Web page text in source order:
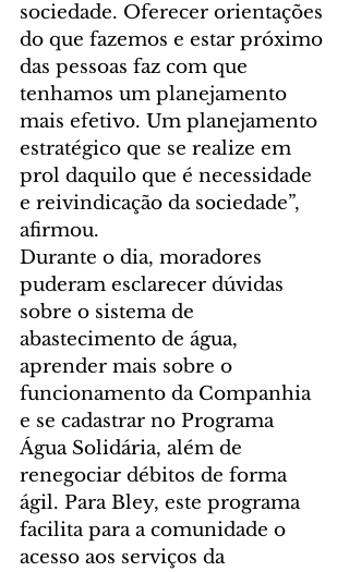
sociedade. Oferecer orientações
do que fazemos e estar próximo
das pessoas faz com que
tenhamos um planejamento
mais efetivo. Um planejamento
estratégico que se realize em
prol daquilo que é necessidade
e reivindicação da sociedade”,
afirmou.
Durante o dia, moradores
puderam esclarecer dúvidas
sobre o sistema de
abastecimento de água,
aprender mais sobre o
funcionamento da Companhia
e se cadastrar no Programa
Água Solidária, além de
renegociar débitos de forma
ágil. Para Bley, este programa
facilita para a comunidade o
acesso aos serviços da